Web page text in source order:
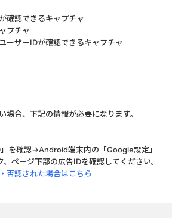
確認できるキャプチャ
プチャ
ーザーIDが確認できるキャプチャ
場合、下記の情報が必要になります。
を確認→Android端末内の「Google設定」
、ページ下部の広告IDを確認してください。
否認された場合はこちら